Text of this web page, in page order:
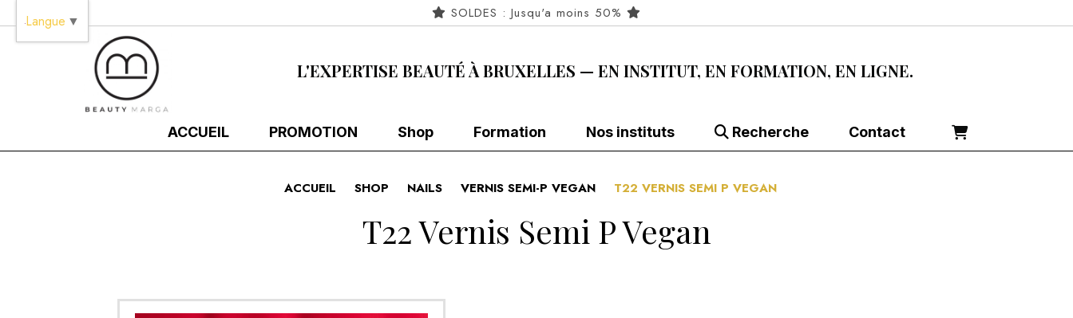
SOLDES : Jusqu'a moins 50%
L'EXPERTISE BEAUTÉ À BRUXELLES — EN INSTITUT, EN FORMATION, EN LIGNE.
ACCUEIL PROMOTION Shop Formation Nos instituts Recherche Contact
ACCUEIL SHOP NAILS VERNIS SEMI-P VEGAN T22 VERNIS SEMI P VEGAN
T22 Vernis Semi P Vegan
Langue ▼